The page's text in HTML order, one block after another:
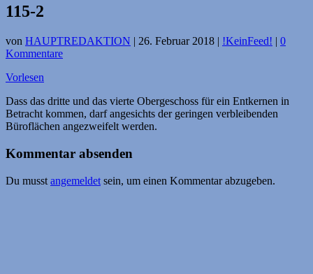
115-2
von HAUPTREDAKTION | 26. Februar 2018 | !KeinFeed! | 0
Kommentare
Vorlesen
Dass das dritte und das vierte Obergeschoss für ein Entkernen in
Betracht kommen, darf angesichts der geringen verbleibenden
Büroflächen angezweifelt werden.
Kommentar absenden
Du musst angemeldet sein, um einen Kommentar abzugeben.